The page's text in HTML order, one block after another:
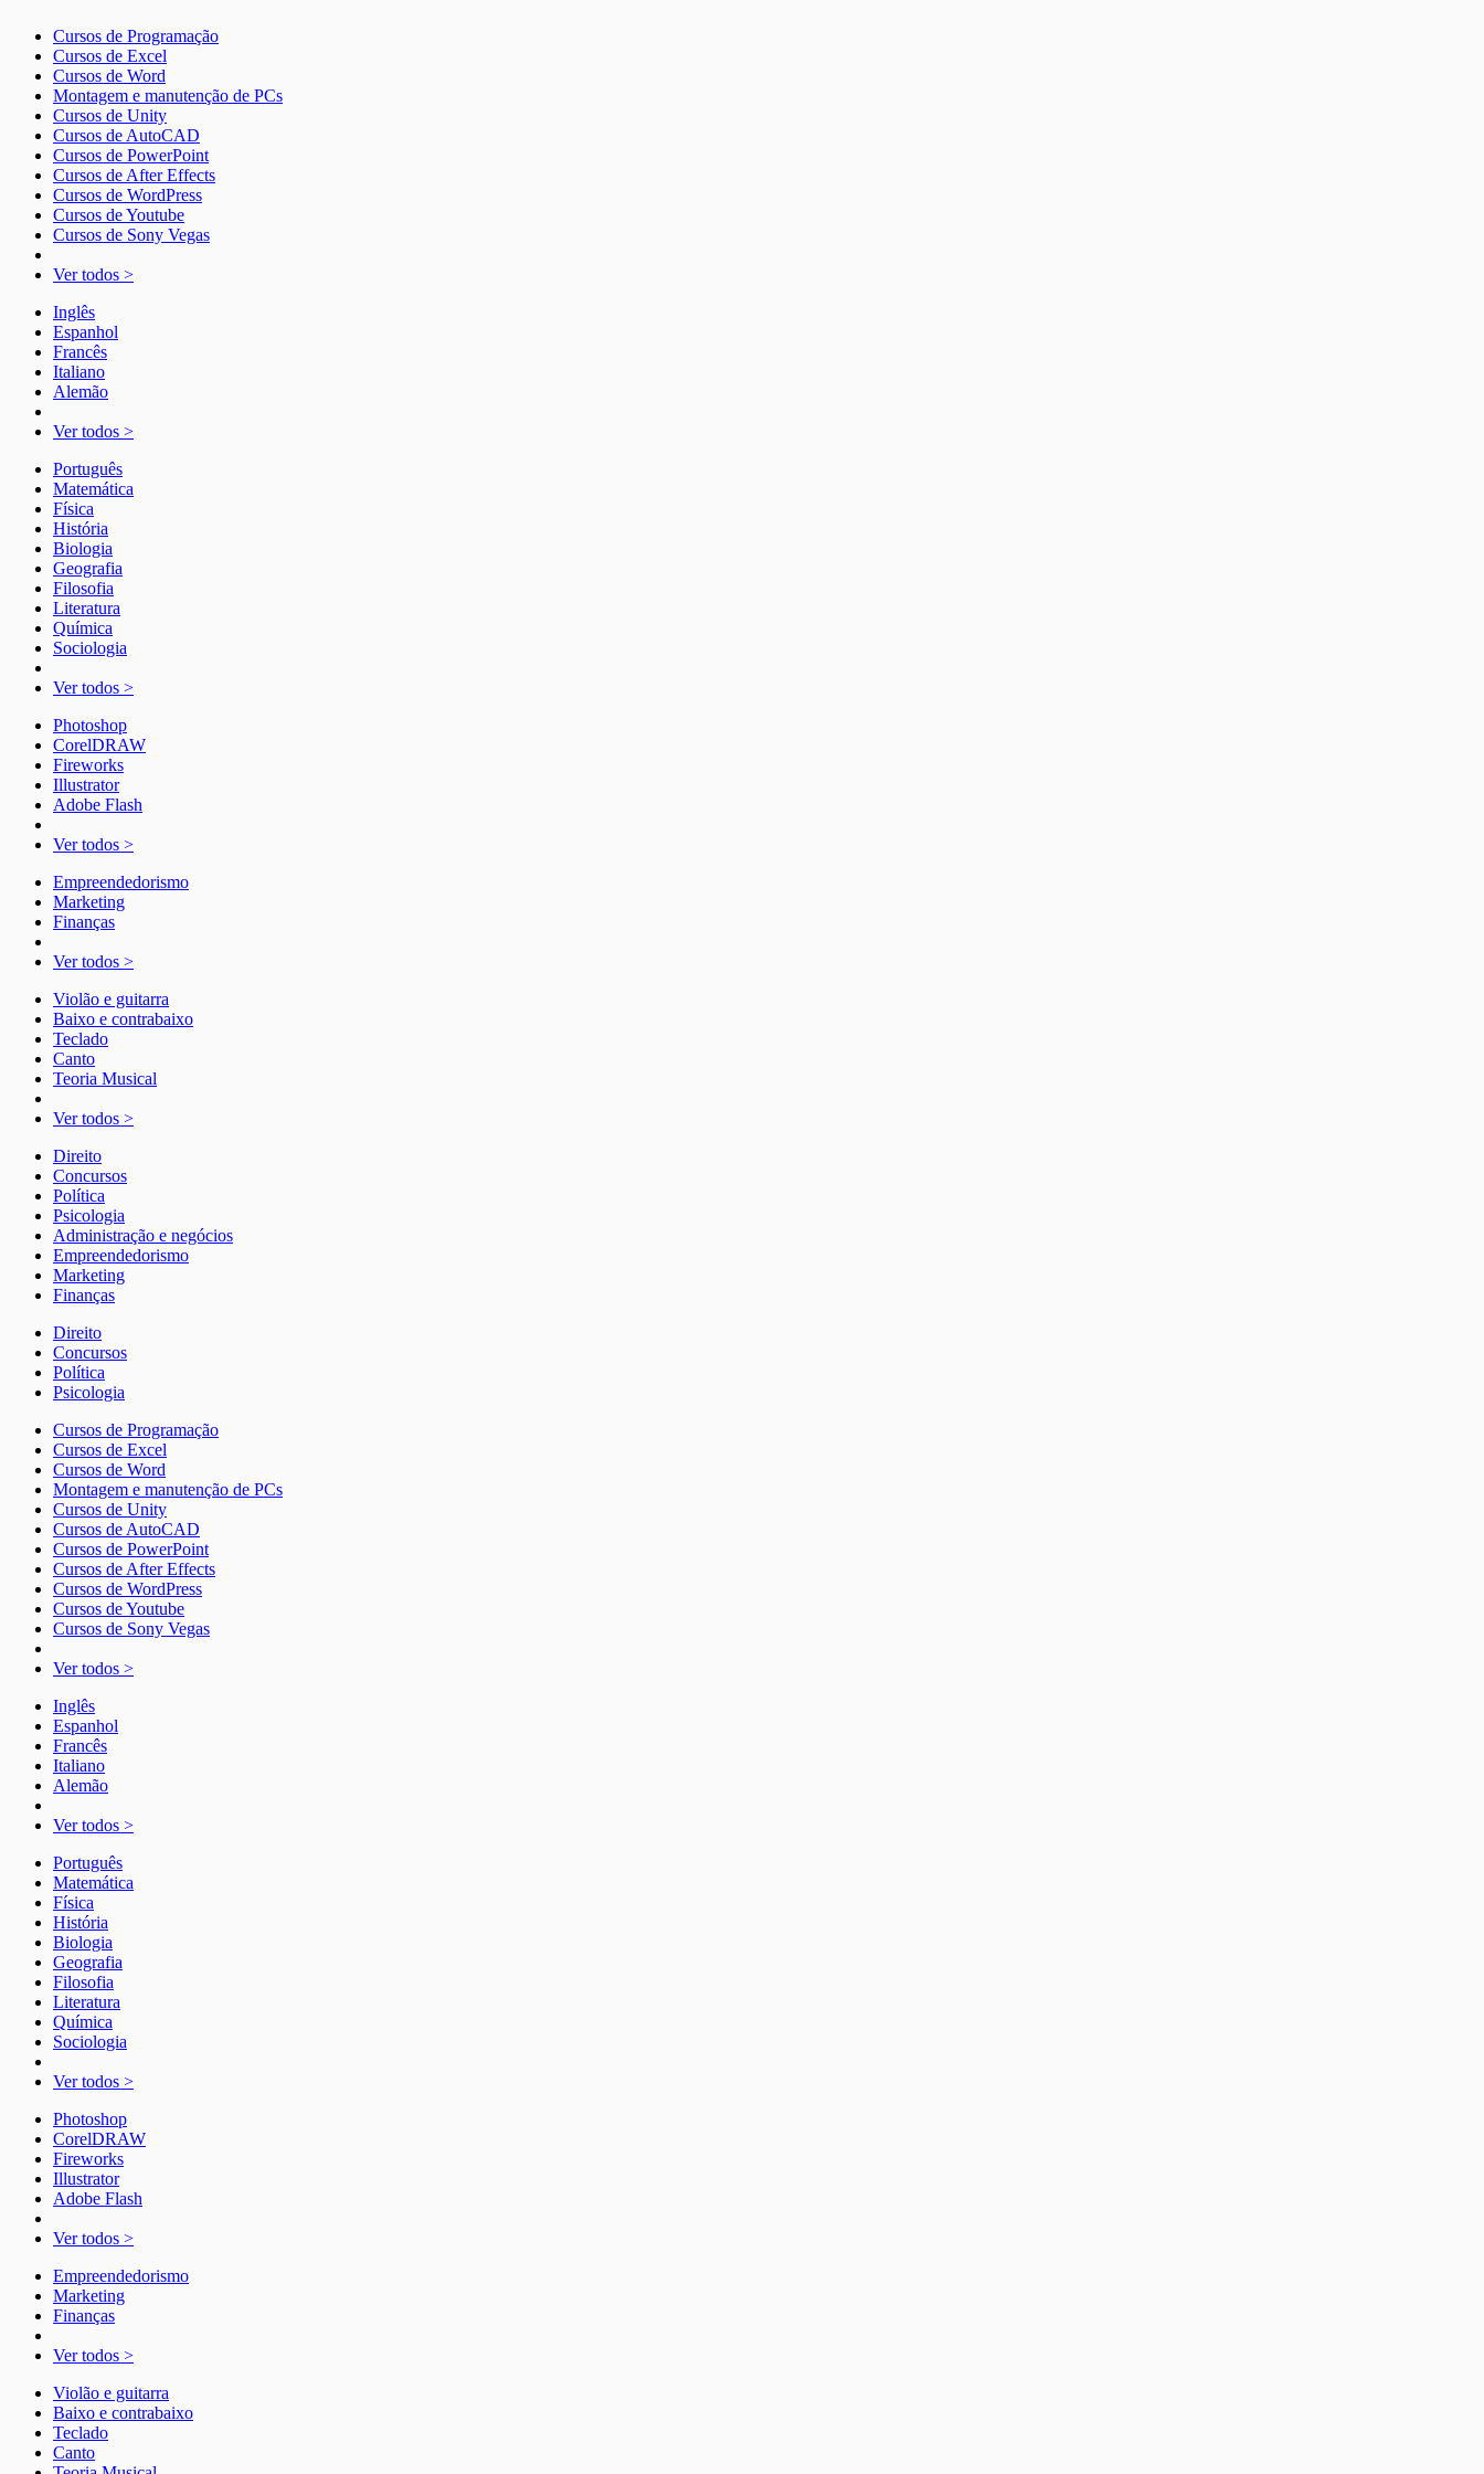
Cursos de Programação
Cursos de Excel
Cursos de Word
Montagem e manutenção de PCs
Cursos de Unity
Cursos de AutoCAD
Cursos de PowerPoint
Cursos de After Effects
Cursos de WordPress
Cursos de Youtube
Cursos de Sony Vegas
Ver todos >
Inglês
Espanhol
Francês
Italiano
Alemão
Ver todos >
Português
Matemática
Física
História
Biologia
Geografia
Filosofia
Literatura
Química
Sociologia
Ver todos >
Photoshop
CorelDRAW
Fireworks
Illustrator
Adobe Flash
Ver todos >
Empreendedorismo
Marketing
Finanças
Ver todos >
Violão e guitarra
Baixo e contrabaixo
Teclado
Canto
Teoria Musical
Ver todos >
Direito
Concursos
Política
Psicologia
Administração e negócios
Empreendedorismo
Marketing
Finanças
Direito
Concursos
Política
Psicologia
Cursos de Programação
Cursos de Excel
Cursos de Word
Montagem e manutenção de PCs
Cursos de Unity
Cursos de AutoCAD
Cursos de PowerPoint
Cursos de After Effects
Cursos de WordPress
Cursos de Youtube
Cursos de Sony Vegas
Ver todos >
Inglês
Espanhol
Francês
Italiano
Alemão
Ver todos >
Português
Matemática
Física
História
Biologia
Geografia
Filosofia
Literatura
Química
Sociologia
Ver todos >
Photoshop
CorelDRAW
Fireworks
Illustrator
Adobe Flash
Ver todos >
Empreendedorismo
Marketing
Finanças
Ver todos >
Violão e guitarra
Baixo e contrabaixo
Teclado
Canto